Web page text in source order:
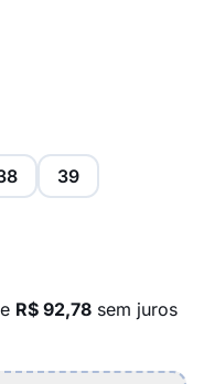
39
R$ 92,78 sem juros